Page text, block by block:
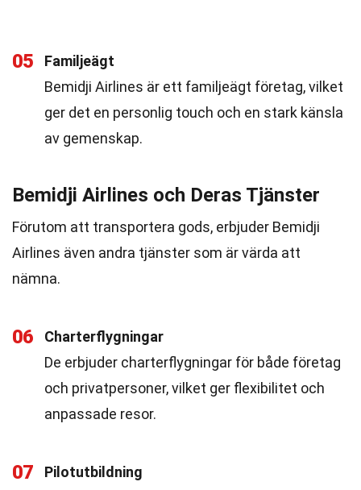
05
Familjeägt
Bemidji Airlines är ett familjeägt företag, vilket
ger det en personlig touch och en stark känsla
av gemenskap.
Bemidji Airlines och Deras Tjänster
Förutom att transportera gods, erbjuder Bemidji
Airlines även andra tjänster som är värda att
nämna.
06
Charterflygningar
De erbjuder charterflygningar för både företag
och privatpersoner, vilket ger flexibilitet och
anpassade resor.
07
Pilotutbildning